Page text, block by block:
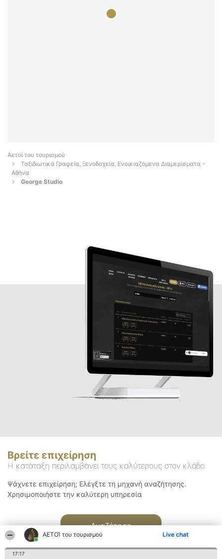
ΑΕΤΟΊ του τουρισμού Live chat
17:17
Αετοί του τουρισμού
Ταξιδιωτικά Γραφεία, Ξενοδοχεία, Ενοικιαζόμενα Διαμερίσματα -
Αθήνα
George Studio
Βρείτε επιχείρηση
Η κατάταξη περιλαμβάνει τους καλύτερους στον κλάδο
Ψάχνετε επιχείρηση; Ελέγξτε τη μηχανή αναζήτησης.
Χρησιμοποιήστε την καλύτερη υπηρεσία
Αναζήτηση